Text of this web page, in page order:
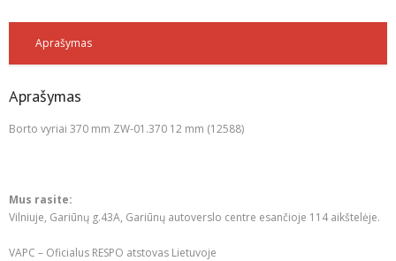
Aprašymas
Aprašymas
Borto vyriai 370 mm ZW-01.370 12 mm (12588)
Mus rasite:
Vilniuje, Gariūnų g.43A, Gariūnų autoverslo centre esančioje 114 aikštelėje.
VAPC – Oficialus RESPO atstovas Lietuvoje